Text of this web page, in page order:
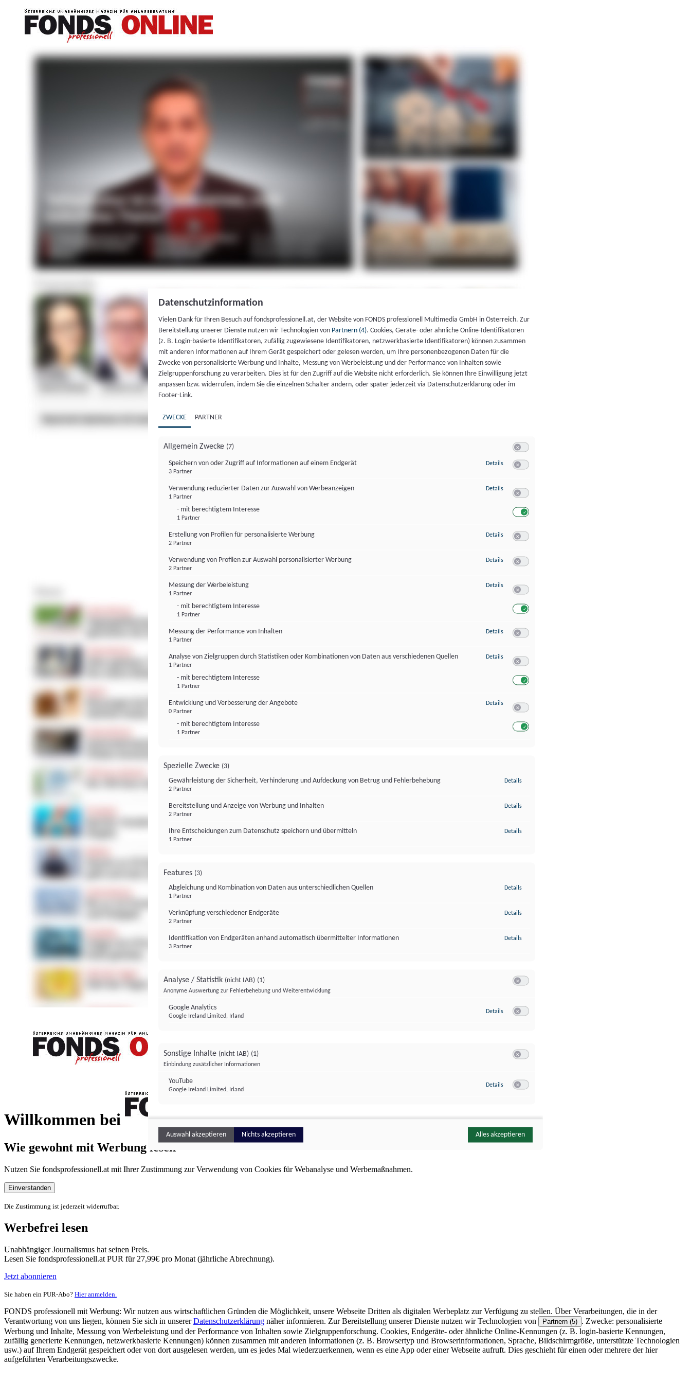
Willkommen bei
FONDS professionell
Wie gewohnt mit Werbung lesen
Nutzen Sie fondsprofessionell.at mit Ihrer Zustimmung zur Verwendung von Cookies für Webanalyse und Werbemaßnahmen.
Einverstanden
Die Zustimmung ist jederzeit widerrufbar.
Werbefrei lesen
Unabhängiger Journalismus hat seinen Preis.
Lesen Sie fondsprofessionell.at PUR für 27,99€ pro Monat (jährliche Abrechnung).
Jetzt abonnieren
Sie haben ein PUR-Abo? Hier anmelden.
FONDS professionell mit Werbung: Wir nutzen aus wirtschaftlichen Gründen die Möglichkeit, unsere Webseite Dritten als digitalen Werbeplatz zur Verfügung zu stellen. Über Verarbeitungen, die in der
Verantwortung von uns liegen, können Sie sich in unsererDatenschutzerklärung näher informieren. Zur Bereitstellung unserer Dienste nutzen wir Technologien von Partnern (5) . Zwecke: personalisierte
Werbung und Inhalte, Messung von Werbeleistung und der Performance von Inhalten sowie Zielgruppenforschung. Cookies, Endgeräte- oder ähnliche Online-Kennungen (z. B. login-basierte Kennungen,
zufällig generierte Kennungen, netzwerkbasierte Kennungen) können zusammen mit anderen Informationen (z. B. Browsertyp und Browserinformationen, Sprache, Bildschirmgröße, unterstützte Technologien
usw.) auf Ihrem Endgerät gespeichert oder von dort ausgelesen werden, um es jedes Mal wiederzuerkennen, wenn es eine App oder einer Webseite aufruft. Dies geschieht für einen oder mehrere der hier
aufgeführten Verarbeitungszwecke.
Datenschutzinformation
Vielen Dank für Ihren Besuch auf fondsprofessionell.at, der Website von FONDS professionell Multimedia GmbH in Österreich. Zur
Bereitstellung unserer Dienste nutzen wir Technologien von Partnern (4). Cookies, Geräte- oder ähnliche Online-Identifikatoren
(z. B. Login-basierte Identifikatoren, zufällig zugewiesene Identifikatoren, netzwerkbasierte Identifikatoren) können zusammen
mit anderen Informationen auf Ihrem Gerät gespeichert oder gelesen werden, um Ihre personenbezogenen Daten für die
Zwecke von personalisierte Werbung und Inhalte, Messung von Werbeleistung und der Performance von Inhalten sowie
Zielgruppenforschung zu verarbeiten. Dies ist für den Zugriff auf die Website nicht erforderlich. Sie können Ihre Einwilligung jetzt
anpassen bzw. widerrufen, indem Sie die einzelnen Schalter ändern, oder später jederzeit via Datenschutzerklärung oder im
Footer-Link.
ZWECKE PARTNER
Allgemein Zwecke (7)
Speichern von oder Zugriff auf Informationen auf einem Endgerät
3 Partner
Details zu Speichern von oder Zugriff auf Informationen auf einem Endgerät
Verwendung reduzierter Daten zur Auswahl von Werbeanzeigen
1 Partner
- mit berechtigtem Interesse
1 Partner
Details zu Verwendung reduzierter Daten zur Auswahl von Werbeanzeigen
Erstellung von Profilen für personalisierte Werbung
2 Partner
Details zu Erstellung von Profilen für personalisierte Werbung
Verwendung von Profilen zur Auswahl personalisierter Werbung
2 Partner
Details zu Verwendung von Profilen zur Auswahl personalisierter Werbung
Messung der Werbeleistung
1 Partner
- mit berechtigtem Interesse
1 Partner
Details zu Messung der Werbeleistung
Messung der Performance von Inhalten
1 Partner
Details zu Messung der Performance von Inhalten
Analyse von Zielgruppen durch Statistiken oder Kombinationen von Daten aus verschiedenen Quellen
1 Partner
- mit berechtigtem Interesse
1 Partner
Details zu Analyse von Zielgruppen durch Statistiken oder Kombinationen von
Entwicklung und Verbesserung der Angebote
0 Partner
- mit berechtigtem Interesse
1 Partner
Details zu Entwicklung und Verbesserung der Angebote
Spezielle Zwecke (3)
Gewährleistung der Sicherheit, Verhinderung und Aufdeckung von Betrug und Fehlerbehebung
2 Partner
Details
Bereitstellung und Anzeige von Werbung und Inhalten
2 Partner
Details
Ihre Entscheidungen zum Datenschutz speichern und übermitteln
1 Partner
Details
Features (3)
Abgleichung und Kombination von Daten aus unterschiedlichen Quellen
1 Partner
Details
Verknüpfung verschiedener Endgeräte
2 Partner
Details
Identifikation von Endgeräten anhand automatisch übermittelter Informationen
3 Partner
Details
Analyse / Statistik (nicht IAB) (1)
Anonyme Auswertung zur Fehlerbehebung und Weiterentwicklung
Google Analytics
Google Ireland Limited, Irland
Details zu Google Analytics
Sonstige Inhalte (nicht IAB) (1)
Einbindung zusätzlicher Informationen
YouTube
Google Ireland Limited, Irland
Details zu YouTube
Auswahl akzeptieren Nichts akzeptieren Alles akzeptieren